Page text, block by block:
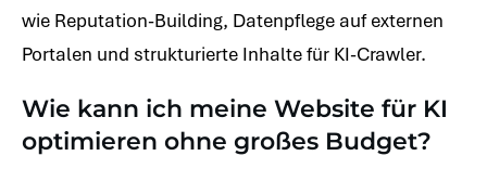
wie Reputation-Building, Datenpflege auf externen
Portalen und strukturierte Inhalte für KI-Crawler.
Wie kann ich meine Website für KI
optimieren ohne großes Budget?